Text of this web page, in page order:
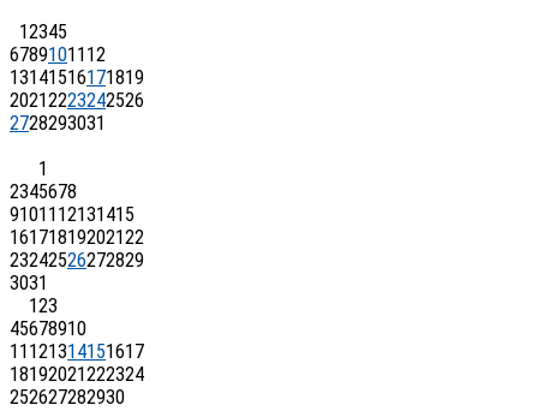
12345
67891011 12
13141516171819
20212223242526
2728293031
1
2345678
91011 12131415
16171819202122
23242526272829
3031
123
45678910
11 121314151617
18192021222324
252627282930